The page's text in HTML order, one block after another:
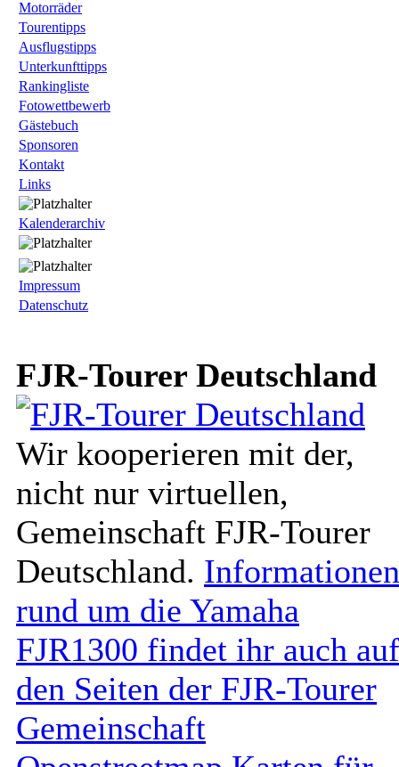
Motorräder
Tourentipps
Ausflugstipps
Unterkunfttipps
Rankingliste
Fotowettbewerb
Gästebuch
Sponsoren
Kontakt
Links
Kalenderarchiv
Impressum
Datenschutz
FJR-Tourer Deutschland
Wir kooperieren mit der,
nicht nur virtuellen,
Gemeinschaft FJR-Tourer
Deutschland. Informationen
rund um die Yamaha
FJR1300 findet ihr auch auf
den Seiten der FJR-Tourer
Gemeinschaft